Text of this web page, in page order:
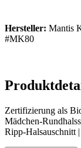
Hersteller: Mantis
#MK80
Zertifizierung als
Mädchen-
Ripp-Halsauschnitt